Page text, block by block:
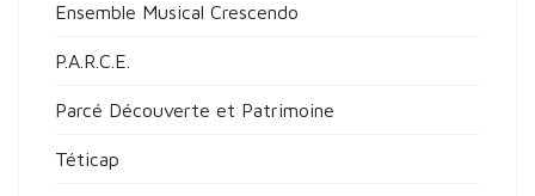
Ensemble Musical Crescendo
P.A.R.C.E.
Parcé Découverte et Patrimoine
Téticap